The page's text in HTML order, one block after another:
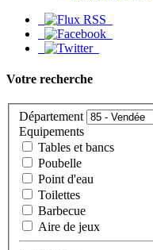
Votre recherche
Département
Equipements
Tables et bancs
Poubelle
Point d'eau
Toilettes
Barbecue
Aire de jeux